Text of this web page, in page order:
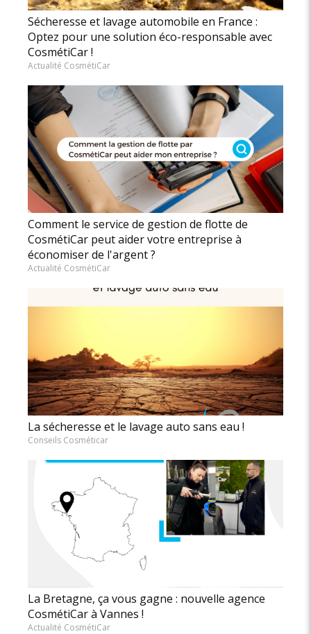
Sécheresse et lavage automobile en France :
Optez pour une solution éco-responsable avec
CosmétiCar !
Actualité CosmétiCar
Comment le service de gestion de flotte de
CosmétiCar peut aider votre entreprise à
économiser de l'argent ?
Actualité CosmétiCar
La sécheresse et le lavage auto sans eau !
Conseils Cosméticar
La Bretagne, ça vous gagne : nouvelle agence
CosmétiCar à Vannes !
Actualité CosmétiCar